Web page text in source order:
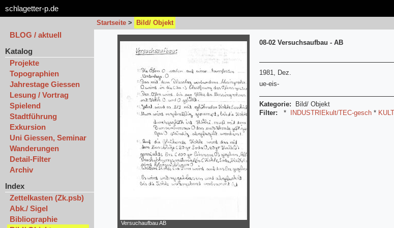
schlagetter-p.de
Startseite > Bild/ Objekt
BLOG / aktuell
Katalog
Projekte
Topographien
Jahrestage Giessen
Lesung / Vortrag
Spielend
Stadtführung
Exkursion
Uni Giessen, Seminar
Wanderungen
Detail-Filter
Archiv
Index
Zettelkasten (Zk.psb)
Abk./ Sigel
Bibliographie
Versuchaufbau AB
08-02 Versuchsaufbau - AB
1981, Dez.
ue-eis-
Kategorie:
Bild/ Objekt
Filter:
* INDUSTRIEkult/TEC-gesch *